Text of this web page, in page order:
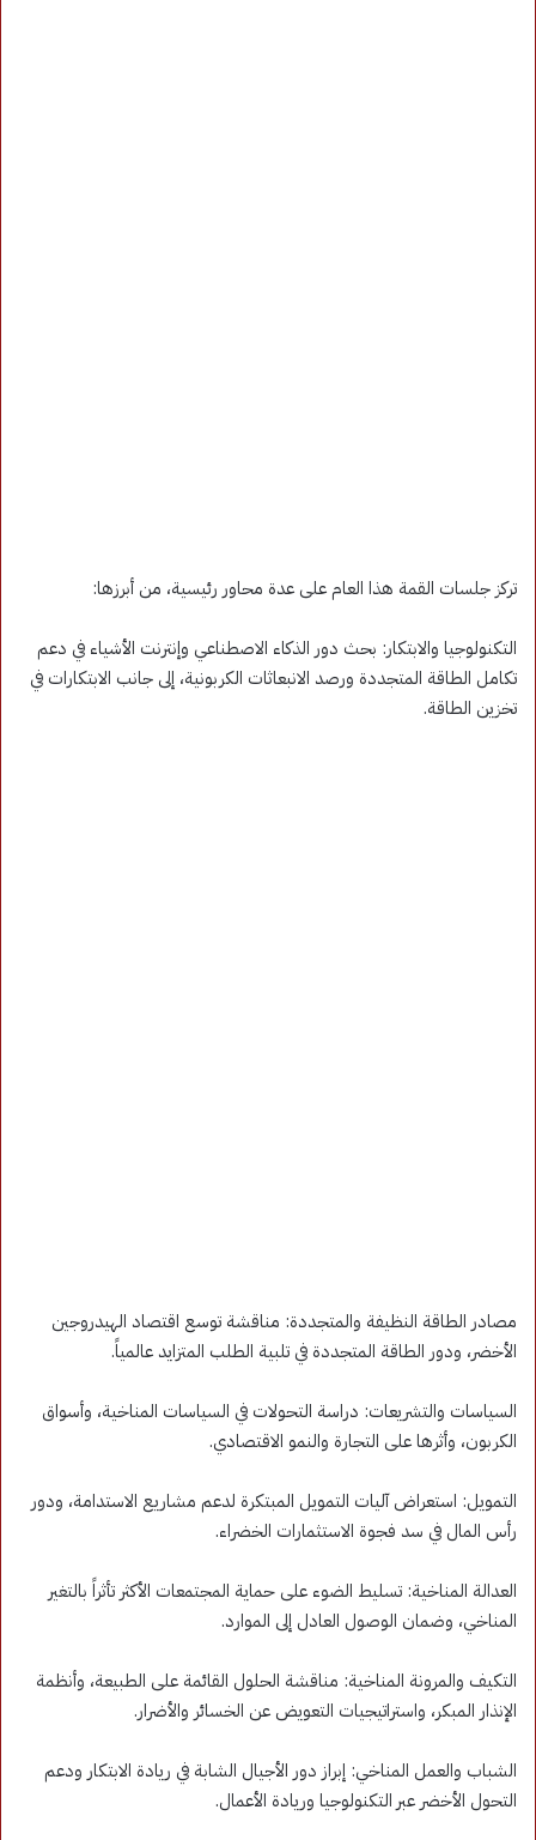
تركز جلسات القمة هذا العام على عدة محاور رئيسية، من أبرزها:
التكنولوجيا والابتكار: بحث دور الذكاء الاصطناعي وإنترنت الأشياء في دعم
تكامل الطاقة المتجددة ورصد الانبعاثات الكربونية، إلى جانب الابتكارات في
تخزين الطاقة.
مصادر الطاقة النظيفة والمتجددة: مناقشة توسع اقتصاد الهيدروجين
الأخضر، ودور الطاقة المتجددة في تلبية الطلب المتزايد عالمياً.
السياسات والتشريعات: دراسة التحولات في السياسات المناخية، وأسواق
الكربون، وأثرها على التجارة والنمو الاقتصادي.
التمويل: استعراض آليات التمويل المبتكرة لدعم مشاريع الاستدامة، ودور
رأس المال في سد فجوة الاستثمارات الخضراء.
العدالة المناخية: تسليط الضوء على حماية المجتمعات الأكثر تأثراً بالتغير
المناخي، وضمان الوصول العادل إلى الموارد.
التكيف والمرونة المناخية: مناقشة الحلول القائمة على الطبيعة، وأنظمة
الإنذار المبكر، واستراتيجيات التعويض عن الخسائر والأضرار.
الشباب والعمل المناخي: إبراز دور الأجيال الشابة في ريادة الابتكار ودعم
التحول الأخضر عبر التكنولوجيا وريادة الأعمال.